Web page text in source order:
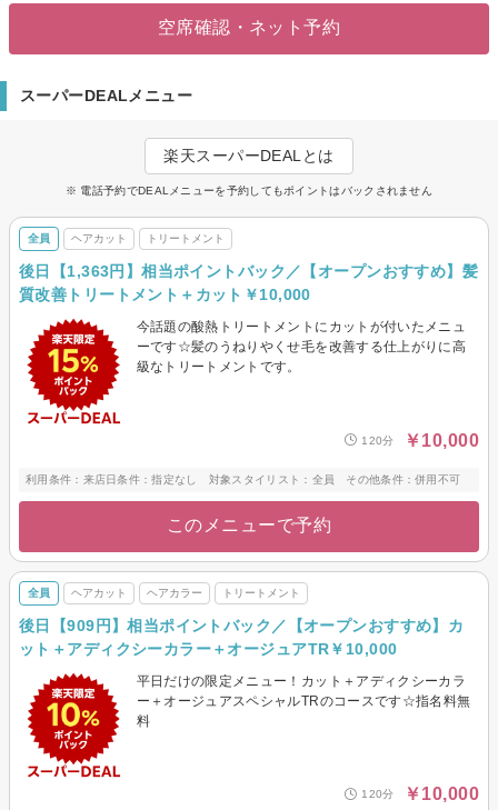
空席確認・ネット予約
スーパーDEALメニュー
楽天スーパーDEALとは
※ 電話予約でDEALメニューを予約してもポイントはバックされません
全員 ヘアカット トリートメント
後日【1,363円】相当ポイントバック／【オープンおすすめ】髪
質改善トリートメント＋カット￥10,000
今話題の酸熱トリートメントにカットが付いたメニュ
ーです☆髪のうねりやくせ毛を改善する仕上がりに高
級なトリートメントです。
120分 ￥10,000
利用条件：来店日条件：指定なし 対象スタイリスト：全員 その他条件：併用不可
このメニューで予約
全員 ヘアカット ヘアカラー トリートメント
後日【909円】相当ポイントバック／【オープンおすすめ】カ
ット＋アディクシーカラー＋オージュアTR￥10,000
平日だけの限定メニュー！カット＋アディクシーカラ
ー＋オージュアスペシャルTRのコースです☆指名料無
料
120分 ￥10,000